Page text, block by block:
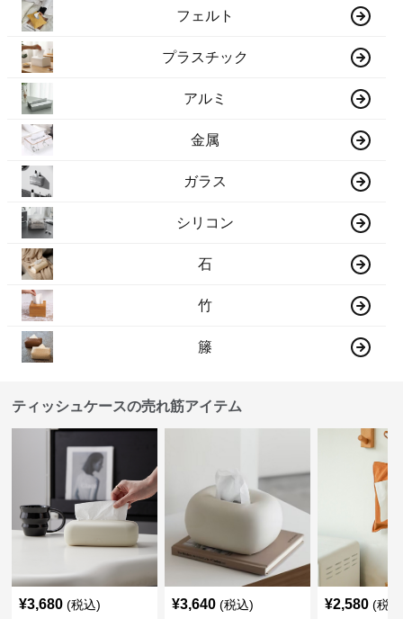
フェルト
プラスチック
アルミ
金属
ガラス
シリコン
石
竹
籐
ティッシュケースの売れ筋アイテム
¥3,680 (税込) ¥3,640 (税込) ¥2,580 (税